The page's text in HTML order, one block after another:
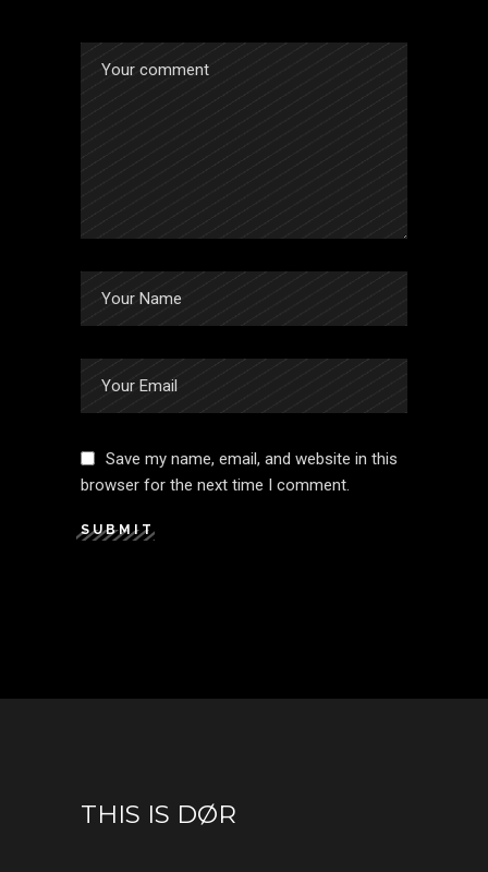
Save my name, email, and website in this
browser for the next time I comment.
SUBMIT
THIS IS DØR